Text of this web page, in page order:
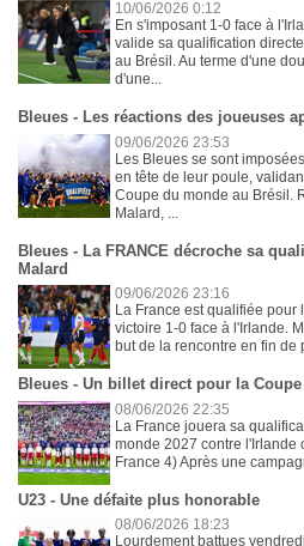
10/06/2026 0:12
En s'imposant 1-0 face à
valide sa qualification
au Brésil. Au terme d'une
d'une...
Bleues - Les réactions des joueuses
09/06/2026 23:53
Les Bleues se sont
en tête de leur poule,
Coupe du monde au Brésil.
Malard, ...
Bleues - La FRANCE décroche sa
Malard
09/06/2026 23:16
La France est qualifiée
victoire 1-0 face à l'Irlande.
but de la rencontre en fin de
Bleues - Un billet direct pour la
08/06/2026 22:35
La France jouera sa
monde 2027 contre l'Irlande
France 4) Après une
U23 - Une défaite plus honorable
08/06/2026 18:23
Lourdement battues